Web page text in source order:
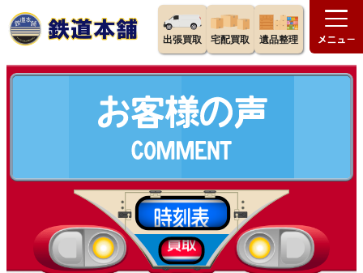
出張買取 宅配買取 遺品整理